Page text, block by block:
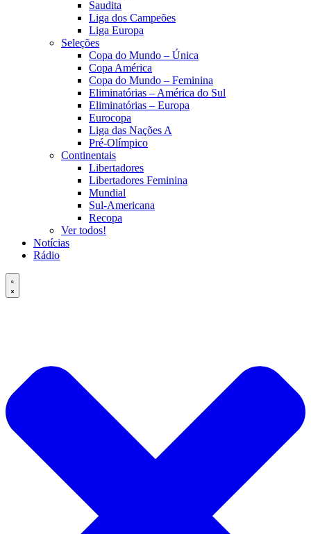
Saudita
Liga dos Campeões
Liga Europa
Seleções
Copa do Mundo – Única
Copa América
Copa do Mundo – Feminina
Eliminatórias – América do Sul
Eliminatórias – Europa
Eurocopa
Liga das Nações A
Pré-Olímpico
Continentais
Libertadores
Libertadores Feminina
Mundial
Sul-Americana
Recopa
Ver todos!
Notícias
Rádio